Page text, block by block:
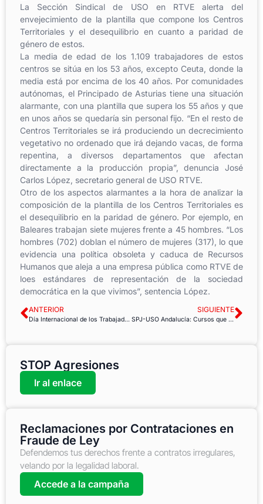
La Sección Sindical de USO en RTVE alerta del
envejecimiento de la plantilla que compone los Centros
Territoriales y el desequilibrio en cuanto a paridad de
género de estos.
La media de edad de los 1.109 trabajadores de estos
centros se sitúa en los 53 años, excepto Ceuta, donde la
media está por encima de los 40 años. Por comunidades
autónomas, el Principado de Asturias tiene una situación
alarmante, con una plantilla que supera los 55 años y que
en unos años se quedaría sin personal fijo. “En el resto de
Centros Territoriales se irá produciendo un decrecimiento
vegetativo no ordenado que irá dejando vacas, de forma
repentina, a diversos departamentos que afectan
directamente a la producción propia”, denuncia José
Carlos López, secretario general de USO RTVE.
Otro de los aspectos alarmantes a la hora de analizar la
composición de la plantilla de los Centros Territoriales es
el desequilibrio en la paridad de género. Por ejemplo, en
Baleares trabajan siete mujeres frente a 45 hombres. “Los
hombres (702) doblan el número de mujeres (317), lo que
evidencia una política obsoleta y caduca de Recursos
Humanos que aleja a una empresa pública como RTVE de
loes estándares de representación de la sociedad
democrática en la que vivimos”, sentencia López.
ANTERIOR
Día Internacional de los Trabajadores Domésticos 2019
SIGUIENTE
SPJ-USO Andalucía: Cursos que hay que hacer para que nos suban el sueldo
STOP Agresiones
Ir al enlace
Reclamaciones por Contrataciones en
Fraude de Ley
Defendemos tus derechos frente a contratos irregulares,
velando por la legalidad laboral.
Accede a la campaña